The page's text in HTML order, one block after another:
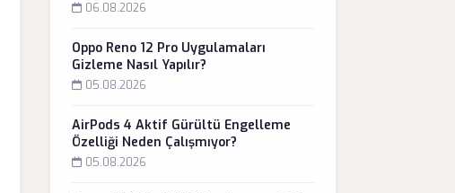
06.08.2026
Oppo Reno 12 Pro Uygulamaları
Gizleme Nasıl Yapılır?
05.08.2026
AirPods 4 Aktif Gürültü Engelleme
Özelliği Neden Çalışmıyor?
05.08.2026